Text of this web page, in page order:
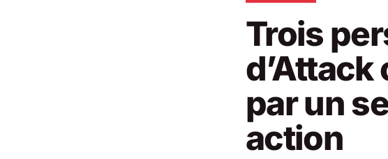
Trois
par un
action